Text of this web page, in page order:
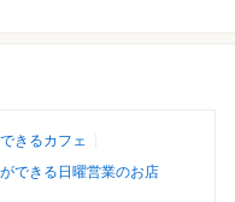
きるカフェ
できる日曜営業のお店